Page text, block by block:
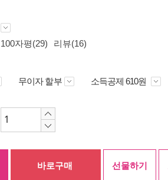
100자평(29) 리뷰(16)
무이자 할부 소득공제 610원
바로구매 선물하기